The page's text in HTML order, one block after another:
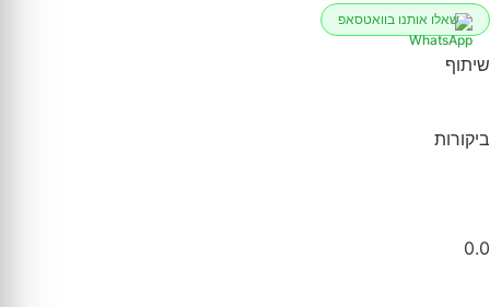
שאלו אותנו בוואטסאפ
שיתוף
ביקורות
0.0